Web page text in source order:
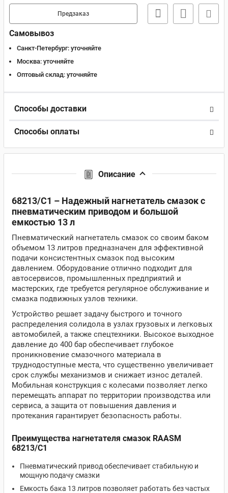
Предзаказ
Самовывоз
Санкт-Петербург: уточняйте
Москва: уточняйте
Оптовый склад: уточняйте
Способы доставки
Способы оплаты
Описание
68213/C1 – Надежный нагнетатель смазок с
пневматическим приводом и большой
емкостью 13 л
Пневматический нагнетатель смазок со своим баком
объемом 13 литров предназначен для эффективной
подачи консистентных смазок под высоким
давлением. Оборудование отлично подходит для
автосервисов, промышленных предприятий и
мастерских, где требуется регулярное обслуживание и
смазка подвижных узлов техники.
Устройство решает задачу быстрого и точного
распределения солидола в узлах грузовых и легковых
автомобилей, а также спецтехники. Высокое выходное
давление до 400 бар обеспечивает глубокое
проникновение смазочного материала в
труднодоступные места, что существенно увеличивает
срок службы механизмов и снижает износ деталей.
Мобильная конструкция с колесами позволяет легко
перемещать аппарат по территории производства или
сервиса, а защита от повышения давления и
протекания гарантирует безопасность работы.
Преимущества нагнетателя смазок RAASM
68213/C1
Пневматический привод обеспечивает стабильную и
мощную подачу смазки
Емкость бака 13 литров позволяет работать без частых